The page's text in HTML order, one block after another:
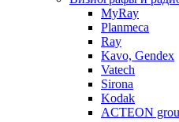
MyRay
Planmeca
Ray
Kavo, Gendex
Vatech
Sirona
Kodak
ACTEON